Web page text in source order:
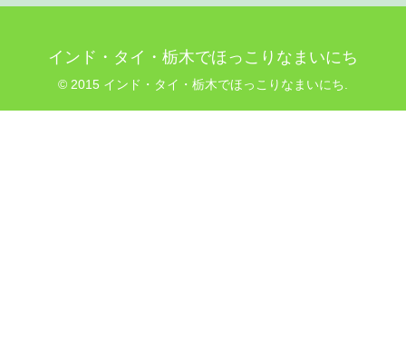
インド・タイ・栃木でほっこりなまいにち
© 2015 インド・タイ・栃木でほっこりなまいにち.